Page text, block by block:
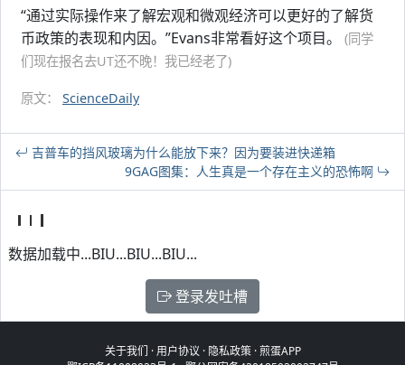
“通过实际操作来了解宏观和微观经济可以更好的了解货
币政策的表现和内因。”Evans非常看好这个项目。 (同学
们现在报名去UT还不晚！我已经老了)
原文： ScienceDaily
吉普车的挡风玻璃为什么能放下来？因为要装进快递箱
9GAG图集：人生真是一个存在主义的恐怖啊
数据加载中...BIU...BIU...BIU...
登录发吐槽
关于我们 ·用户协议 · 隐私政策·煎蛋APP